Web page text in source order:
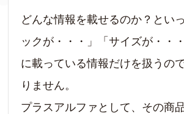
どんな情報を載せるのか？とい
ックが・・・」「サイズが・・
に載っている情報だけを扱うの
りません。
プラスアルファとして、その商